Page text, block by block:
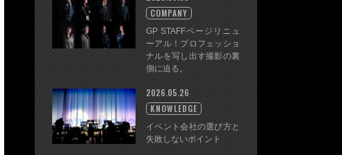
GP STAFFページリニュ
ーアル！プロフェッショ
ナルを写し出す撮影の裏
側に迫る。
COMPANY
イベント会社の選び方と
失敗しないポイント
2026.05.26
KNOWLEDGE